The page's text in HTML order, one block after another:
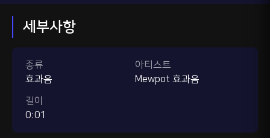
세부사항
종류
효과음
길이
0:01
아티스트
Mewpot 효과음